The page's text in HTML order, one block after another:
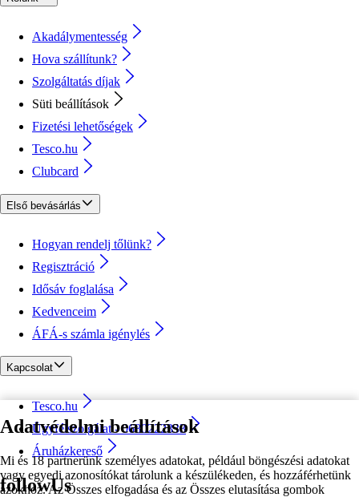
Adatvédelmi beállítások
Mi és 18 partnerünk személyes adatokat, például böngészési adatokat
vagy egyedi azonosítókat tárolunk a készülékeden, és hozzáférhetünk
azokhoz. Az Összes elfogadása és az Összes elutasítása gombok
Akadálymentesség
Hova szállítunk?
Szolgáltatás díjak
Süti beállítások
Fizetési lehetőségek
Tesco.hu
Clubcard
Első bevásárlás
Hogyan rendelj tőlünk?
Regisztráció
Idősáv foglalása
Kedvenceim
ÁFÁ-s számla igénylés
Kapcsolat
Tesco.hu
Ügyfélszolgálat - 0680222333
Áruházkereső
followUs